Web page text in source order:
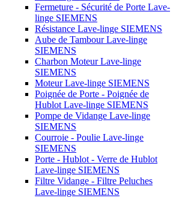
Fermeture - Sécurité de Porte Lave-
linge SIEMENS
Résistance Lave-linge SIEMENS
Aube de Tambour Lave-linge
SIEMENS
Charbon Moteur Lave-linge
SIEMENS
Moteur Lave-linge SIEMENS
Poignée de Porte - Poignée de
Hublot Lave-linge SIEMENS
Pompe de Vidange Lave-linge
SIEMENS
Courroie - Poulie Lave-linge
SIEMENS
Porte - Hublot - Verre de Hublot
Lave-linge SIEMENS
Filtre Vidange - Filtre Peluches
Lave-linge SIEMENS